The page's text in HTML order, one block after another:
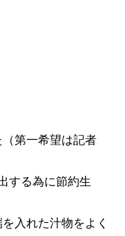
（第一希望は記者
する為に節約生
入れた汁物をよく